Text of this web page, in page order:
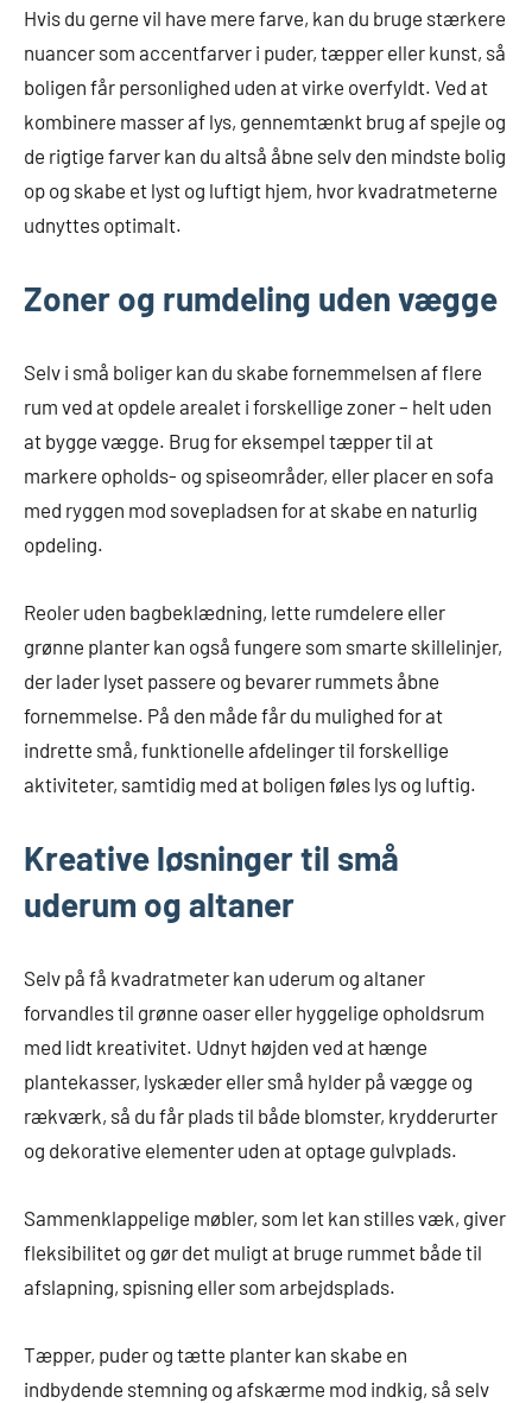
Hvis du gerne vil have mere farve, kan du bruge stærkere
nuancer som accentfarver i puder, tæpper eller kunst, så
boligen får personlighed uden at virke overfyldt. Ved at
kombinere masser af lys, gennemtænkt brug af spejle og
de rigtige farver kan du altså åbne selv den mindste bolig
op og skabe et lyst og luftigt hjem, hvor kvadratmeterne
udnyttes optimalt.
Zoner og rumdeling uden vægge
Selv i små boliger kan du skabe fornemmelsen af flere
rum ved at opdele arealet i forskellige zoner – helt uden
at bygge vægge. Brug for eksempel tæpper til at
markere opholds- og spiseområder, eller placer en sofa
med ryggen mod sovepladsen for at skabe en naturlig
opdeling.
Reoler uden bagbeklædning, lette rumdelere eller
grønne planter kan også fungere som smarte skillelinjer,
der lader lyset passere og bevarer rummets åbne
fornemmelse. På den måde får du mulighed for at
indrette små, funktionelle afdelinger til forskellige
aktiviteter, samtidig med at boligen føles lys og luftig.
Kreative løsninger til små
uderum og altaner
Selv på få kvadratmeter kan uderum og altaner
forvandles til grønne oaser eller hyggelige opholdsrum
med lidt kreativitet. Udnyt højden ved at hænge
plantekasser, lyskæder eller små hylder på vægge og
rækværk, så du får plads til både blomster, krydderurter
og dekorative elementer uden at optage gulvplads.
Sammenklappelige møbler, som let kan stilles væk, giver
fleksibilitet og gør det muligt at bruge rummet både til
afslapning, spisning eller som arbejdsplads.
Tæpper, puder og tætte planter kan skabe en
indbydende stemning og afskærme mod indkig, så selv